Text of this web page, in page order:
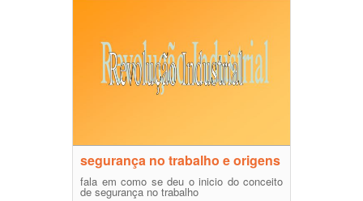
segurança no trabalho e origens
fala em como se deu o inicio do conceito
de segurança no trabalho